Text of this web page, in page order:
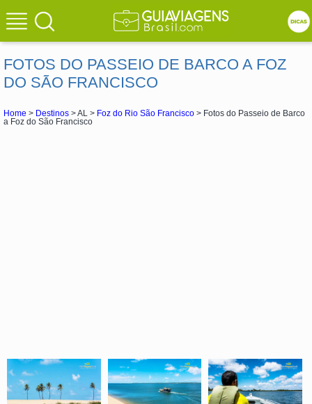
FOTOS DO PASSEIO DE BARCO A FOZ
DO SÃO FRANCISCO
Home > Destinos > AL > Foz do Rio São Francisco > Fotos do Passeio de Barco
a Foz do São Francisco